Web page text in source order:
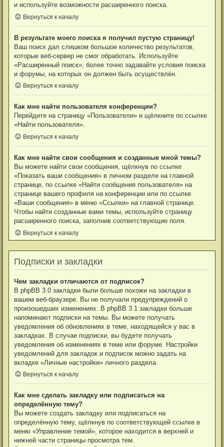
и используйте возможности расширенного поиска.
Вернуться к началу
В результате моего поиска я получил пустую страницу!
Ваш поиск дал слишком большое количество результатов,
которые веб-сервер не смог обработать. Используйте
«Расширенный поиск», более точно задавайте условия поиска
и форумы, на которых он должен быть осуществлён.
Вернуться к началу
Как мне найти пользователя конференции?
Перейдите на страницу «Пользователи» и щёлкните по ссылке
«Найти пользователя».
Вернуться к началу
Как мне найти свои сообщения и созданные мной темы?
Вы можете найти свои сообщения, щёлкнув по ссылке
«Показать ваши сообщения» в личном разделе на главной
странице, по ссылке «Найти сообщения пользователя» на
странице вашего профиля на конференции или по ссылке
«Ваши сообщения» в меню «Ссылки» на главной странице.
Чтобы найти созданные вами темы, используйте страницу
расширенного поиска, заполнив соответствующие поля.
Вернуться к началу
Подписки и закладки
Чем закладки отличаются от подписок?
В phpBB 3.0 закладки были больше похожи на закладки в
вашем веб-браузере. Вы не получали предупреждений о
произошедших изменениях. В phpBB 3.1 закладки больше
напоминают подписки на темы. Вы можете получать
уведомления об обновлениях в теме, находящейся у вас в
закладках. В случае подписки, вы будете получать
уведомления об изменениях в теме или форуме. Настройки
уведомлений для закладок и подписок можно задать на
вкладке «Личные настройки» личного раздела.
Вернуться к началу
Как мне сделать закладку или подписаться на
определённую тему?
Вы можете создать закладку или подписаться на
определённую тему, щёлкнув по соответствующей ссылке в
меню «Управление темой», которое находится в верхней и
нижней части страницы просмотра тем.